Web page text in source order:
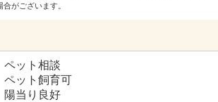
がございます。
ペット相談
ペット飼育可
陽当り良好